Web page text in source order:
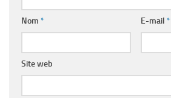
Nom * E-mail *
Site web